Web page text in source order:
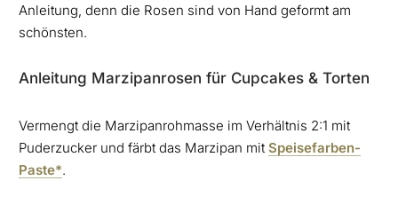
Anleitung, denn die Rosen sind von Hand geformt am
schönsten.
Anleitung Marzipanrosen für Cupcakes & Torten
Vermengt die Marzipanrohmasse im Verhältnis 2:1 mit
Puderzucker und färbt das Marzipan mit Speisefarben-
Paste*.